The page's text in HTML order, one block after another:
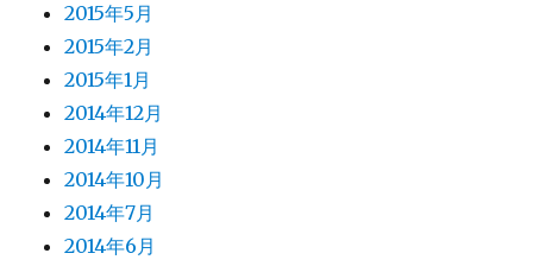
2015年5月
2015年2月
2015年1月
2014年12月
2014年11月
2014年10月
2014年7月
2014年6月